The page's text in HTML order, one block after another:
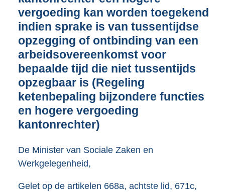
4
6
8
K
b
vergoeding kan worden toegekend
indien sprake is van tussentijdse
opzegging of ontbinding van een
arbeidsovereenkomst voor
bepaalde tijd die niet tussentijds
opzegbaar is (Regeling
ketenbepaling bijzondere functies
en hogere vergoeding
kantonrechter)
De Minister van Sociale Zaken en
Werkgelegenheid,
Gelet op de artikelen 668a, achtste lid, 671c,